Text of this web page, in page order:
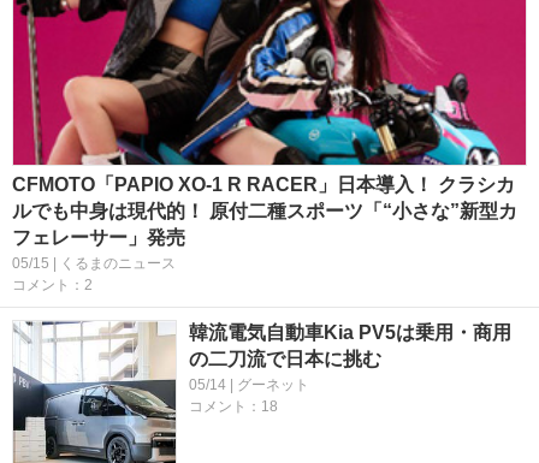
CFMOTO「PAPIO XO-1 R RACER」日本導入！ クラシカ
ルでも中身は現代的！ 原付二種スポーツ「“小さな”新型カ
フェレーサー」発売
05/15 | くるまのニュース
コメント：2
韓流電気自動車Kia PV5は乗用・商用
の二刀流で日本に挑む
05/14 | グーネット
コメント：18